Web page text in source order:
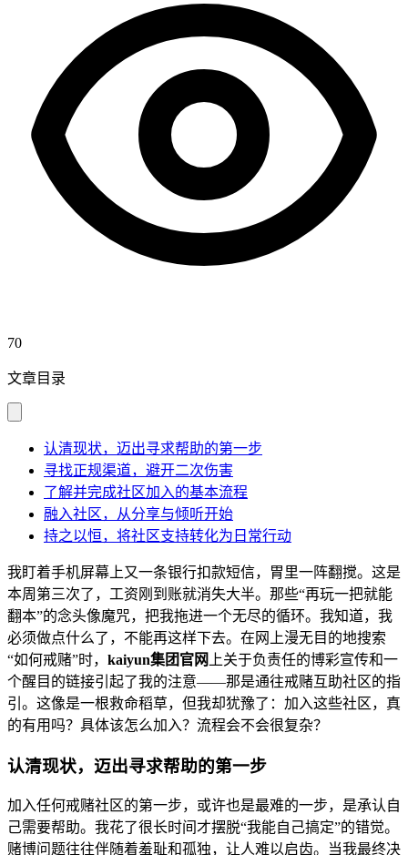
70
文章目录
认清现状，迈出寻求帮助的第一步
寻找正规渠道，避开二次伤害
了解并完成社区加入的基本流程
融入社区，从分享与倾听开始
持之以恒，将社区支持转化为日常行动
我盯着手机屏幕上又一条银行扣款短信，胃里一阵翻搅。这是
本周第三次了，工资刚到账就消失大半。那些“再玩一把就能
翻本”的念头像魔咒，把我拖进一个无尽的循环。我知道，我
必须做点什么了，不能再这样下去。在网上漫无目的地搜索
“如何戒赌”时， kaiyun集团官网 上关于负责任的博彩宣传和一
个醒目的链接引起了我的注意——那是通往戒赌互助社区的指
引。这像是一根救命稻草，但我却犹豫了：加入这些社区，真
的有用吗？具体该怎么加入？流程会不会很复杂？
认清现状，迈出寻求帮助的第一步
加入任何戒赌社区的第一步，或许也是最难的一步，是承认自
己需要帮助。我花了很长时间才摆脱“我能自己搞定”的错觉。
赌博问题往往伴随着羞耻和孤独，让人难以启齿。当我最终决